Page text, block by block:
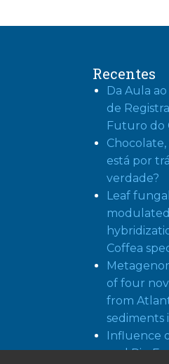
Recentes
Da Aula
de
Futuro do
está por
verdade?
Leaf
Coffea
of four
from
sediments
Influence
and Pig